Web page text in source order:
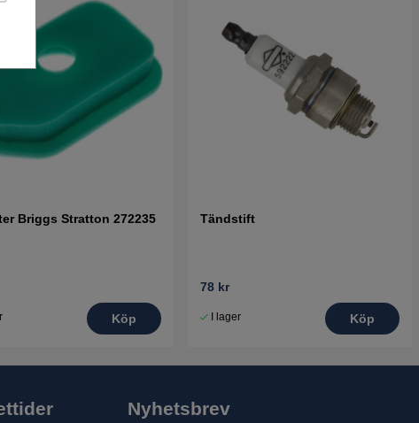
Briggs Stratton 272235
Köp
Tändstift
78 kr
I lager Köp
Nyhetsbrev